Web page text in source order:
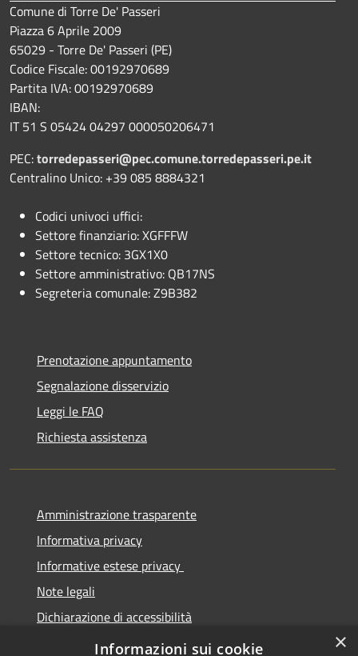
Comune di Torre De' Passeri
Piazza 6 Aprile 2009
65029 - Torre De' Passeri (PE)
Codice Fiscale: 00192970689
Partita IVA: 00192970689
IBAN:
IT 51 S 05424 04297 000050206471
PEC:torredepasseri@pec.comune.torredepasseri.pe.it
Centralino Unico: +39 085 8884321
Codici univoci uffici:
Settore finanziario: XGFFFW
Settore tecnico: 3GX1X0
Settore amministrativo: QB17NS
Segreteria comunale: Z9B382
Prenotazione appuntamento
Segnalazione disservizio
Leggi le FAQ
Richiesta assistenza
Amministrazione trasparente
Informativa privacy
Informative estese privacy
Note legali
Dichiarazione di accessibilità
Obbiettivi di Accessibilità
×
Informazioni sui cookie